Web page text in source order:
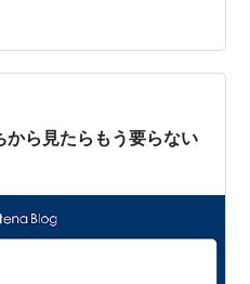
ら見たらもう要らない